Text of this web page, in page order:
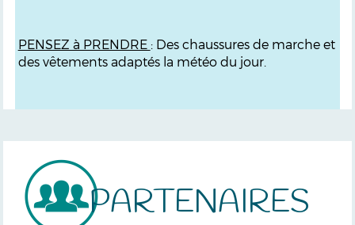
PENSEZ à PRENDRE : Des chaussures de marche et
des vêtements adaptés la météo du jour.
PARTENAIRES